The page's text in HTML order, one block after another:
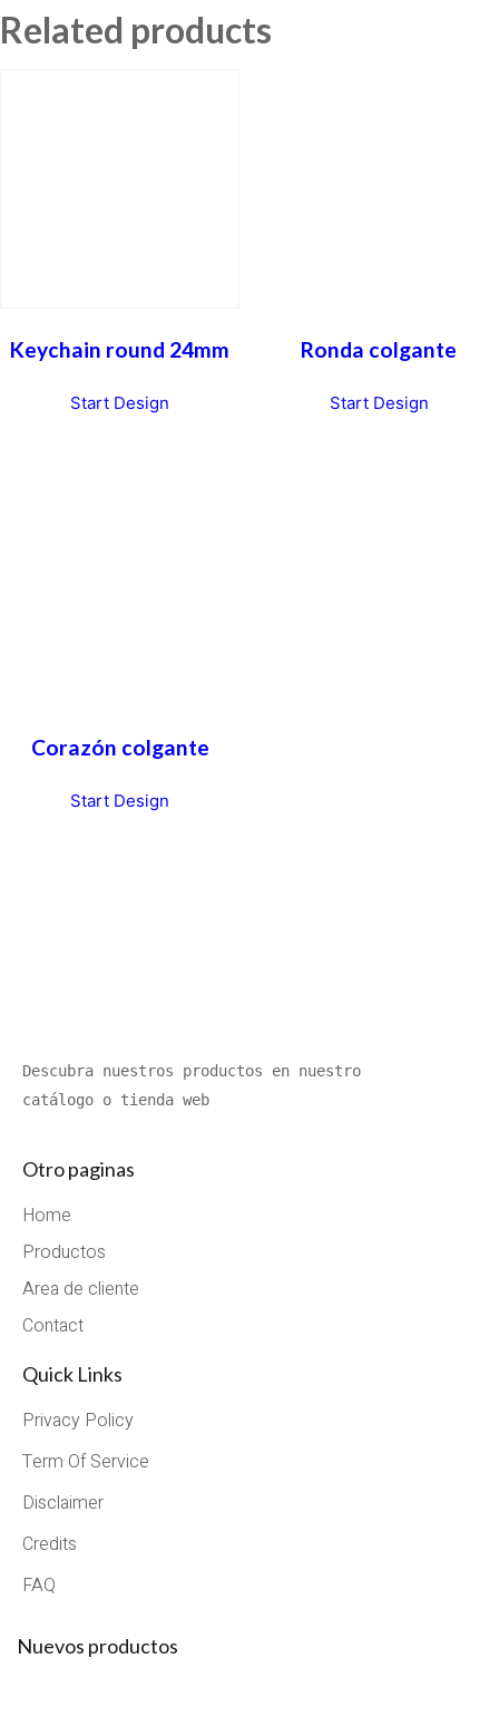
Related products
Keychain round 24mm
Start Design
Ronda colgante
Start Design
Corazón colgante
Start Design
Descubra nuestros productos en nuestro
catálogo o tienda web
Otro paginas
Home
Productos
Area de cliente
Contact
Quick Links
Privacy Policy
Term Of Service
Disclaimer
Credits
FAQ
Nuevos productos